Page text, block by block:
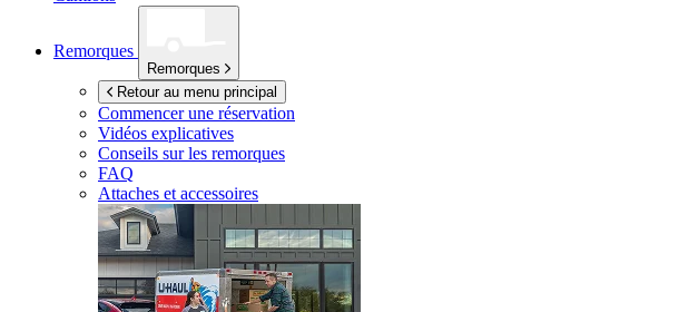
Remorques
Remorques
Retour au menu principal
Commencer une réservation
Vidéos explicatives
Conseils sur les remorques
FAQ
Attaches et accessoires